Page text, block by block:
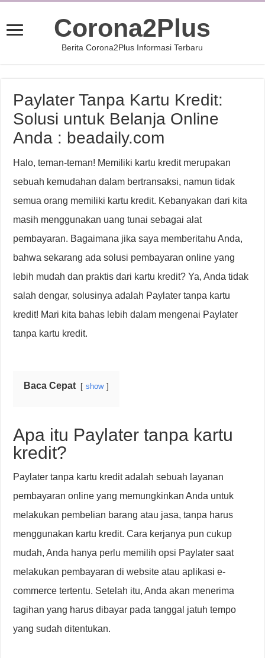
Corona2Plus
Berita Corona2Plus Informasi Terbaru
Paylater Tanpa Kartu Kredit:
Solusi untuk Belanja Online
Anda : beadaily.com
Halo, teman-teman! Memiliki kartu kredit merupakan
sebuah kemudahan dalam bertransaksi, namun tidak
semua orang memiliki kartu kredit. Kebanyakan dari kita
masih menggunakan uang tunai sebagai alat
pembayaran. Bagaimana jika saya memberitahu Anda,
bahwa sekarang ada solusi pembayaran online yang
lebih mudah dan praktis dari kartu kredit? Ya, Anda tidak
salah dengar, solusinya adalah Paylater tanpa kartu
kredit! Mari kita bahas lebih dalam mengenai Paylater
tanpa kartu kredit.
Baca Cepat show
Apa itu Paylater tanpa kartu
kredit?
Paylater tanpa kartu kredit adalah sebuah layanan
pembayaran online yang memungkinkan Anda untuk
melakukan pembelian barang atau jasa, tanpa harus
menggunakan kartu kredit. Cara kerjanya pun cukup
mudah, Anda hanya perlu memilih opsi Paylater saat
melakukan pembayaran di website atau aplikasi e-
commerce tertentu. Setelah itu, Anda akan menerima
tagihan yang harus dibayar pada tanggal jatuh tempo
yang sudah ditentukan.